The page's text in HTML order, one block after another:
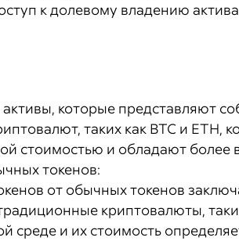
к долевому владению
которые представляют
таких как BTC и ETH,
стоимостью и обладают более
токенов:
от обычных токенов
криптовалюты,
среде и их стоимость